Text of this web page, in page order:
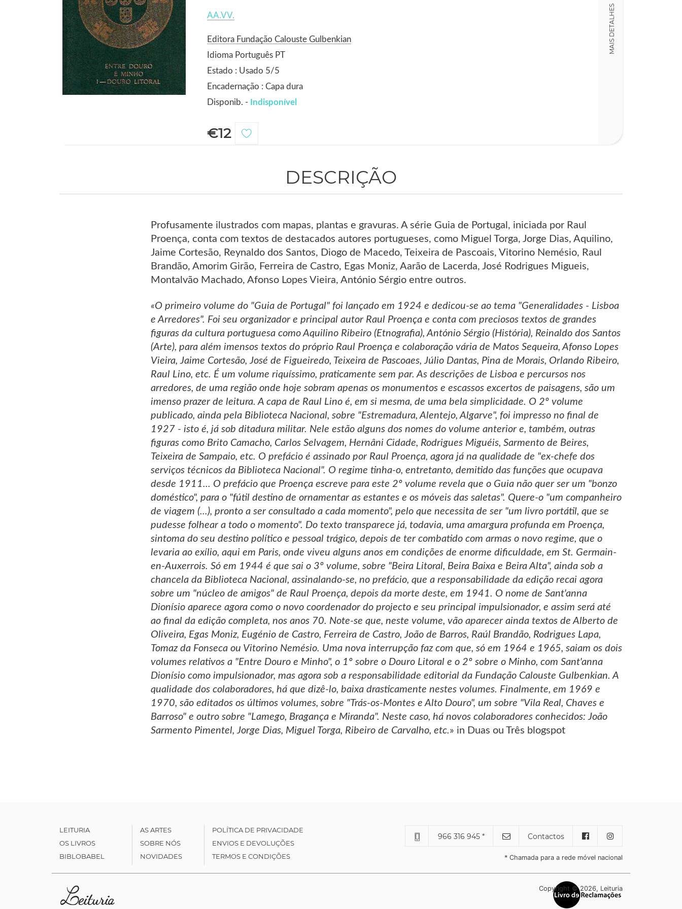
AA.VV.
Editora Fundação Calouste Gulbenkian
Idioma Português PT
Estado : Usado 5/5
Encadernação : Capa dura
Disponib. - Indisponível
€12
MAIS DETALHES
DESCRIÇÃO
Profusamente ilustrados com mapas, plantas e gravuras. A série Guia de Portugal, iniciada por Raul
Proença, conta com textos de destacados autores portugueses, como Miguel Torga, Jorge Dias, Aquilino,
Jaime Cortesão, Reynaldo dos Santos, Diogo de Macedo, Teixeira de Pascoais, Vitorino Nemésio, Raul
Brandão, Amorim Girão, Ferreira de Castro, Egas Moniz, Aarão de Lacerda, José Rodrigues Migueis,
Montalvão Machado, Afonso Lopes Vieira, António Sérgio entre outros.
«O primeiro volume do "Guia de Portugal" foi lançado em 1924 e dedicou-se ao tema "Generalidades - Lisboa
e Arredores". Foi seu organizador e principal autor Raul Proença e conta com preciosos textos de grandes
figuras da cultura portuguesa como Aquilino Ribeiro (Etnografia), António Sérgio (História), Reinaldo dos Santos
(Arte), para além imensos textos do próprio Raul Proença e colaboração vária de Matos Sequeira, Afonso Lopes
Vieira, Jaime Cortesão, José de Figueiredo, Teixeira de Pascoaes, Júlio Dantas, Pina de Morais, Orlando Ribeiro,
Raul Lino, etc. É um volume riquíssimo, praticamente sem par. As descrições de Lisboa e percursos nos
arredores, de uma região onde hoje sobram apenas os monumentos e escassos excertos de paisagens, são um
imenso prazer de leitura. A capa de Raul Lino é, em si mesma, de uma bela simplicidade. O 2º volume
publicado, ainda pela Biblioteca Nacional, sobre "Estremadura, Alentejo, Algarve", foi impresso no final de
1927 - isto é, já sob ditadura militar. Nele estão alguns dos nomes do volume anterior e, também, outras
figuras como Brito Camacho, Carlos Selvagem, Hernâni Cidade, Rodrigues Miguéis, Sarmento de Beires,
Teixeira de Sampaio, etc. O prefácio é assinado por Raul Proença, agora já na qualidade de "ex-chefe dos
serviços técnicos da Biblioteca Nacional". O regime tinha-o, entretanto, demitido das funções que ocupava
desde 1911... O prefácio que Proença escreve para este 2º volume revela que o Guia não quer ser um "bonzo
doméstico", para o "fútil destino de ornamentar as estantes e os móveis das saletas". Quere-o "um companheiro
de viagem (...), pronto a ser consultado a cada momento", pelo que necessita de ser "um livro portátil, que se
pudesse folhear a todo o momento". Do texto transparece já, todavia, uma amargura profunda em Proença,
sintoma do seu destino político e pessoal trágico, depois de ter combatido com armas o novo regime, que o
levaria ao exílio, aqui em Paris, onde viveu alguns anos em condições de enorme dificuldade, em St. Germain-
en-Auxerrois. Só em 1944 é que sai o 3º volume, sobre "Beira Litoral, Beira Baixa e Beira Alta", ainda sob a
chancela da Biblioteca Nacional, assinalando-se, no prefácio, que a responsabilidade da edição recai agora
sobre um "núcleo de amigos" de Raul Proença, depois da morte deste, em 1941. O nome de Sant'anna
Dionísio aparece agora como o novo coordenador do projecto e seu principal impulsionador, e assim será até
ao final da edição completa, nos anos 70. Note-se que, neste volume, vão aparecer ainda textos de Alberto de
Oliveira, Egas Moniz, Eugénio de Castro, Ferreira de Castro, João de Barros, Raúl Brandão, Rodrigues Lapa,
Tomaz da Fonseca ou Vitorino Nemésio. Uma nova interrupção faz com que, só em 1964 e 1965, saiam os dois
volumes relativos a "Entre Douro e Minho", o 1º sobre o Douro Litoral e o 2º sobre o Minho, com Sant'anna
Dionísio como impulsionador, mas agora sob a responsabilidade editorial da Fundação Calouste Gulbenkian. A
qualidade dos colaboradores, há que dizê-lo, baixa drasticamente nestes volumes. Finalmente, em 1969 e
1970, são editados os últimos volumes, sobre "Trás-os-Montes e Alto Douro", um sobre "Vila Real, Chaves e
Barroso" e outro sobre "Lamego, Bragança e Miranda". Neste caso, há novos colaboradores conhecidos: João
Sarmento Pimentel, Jorge Dias, Miguel Torga, Ribeiro de Carvalho, etc.» in Duas ou Três blogspot
LEITURIA
OS LIVROS
BIBLOBABEL
AS ARTES
SOBRE NÓS
NOVIDADES
POLÍTICA DE PRIVACIDADE
ENVIOS E DEVOLUÇÕES
TERMOS E CONDIÇÕES
966 316 945 * Contactos
* Chamada para a rede móvel nacional
Copyright © 2026, Leituria